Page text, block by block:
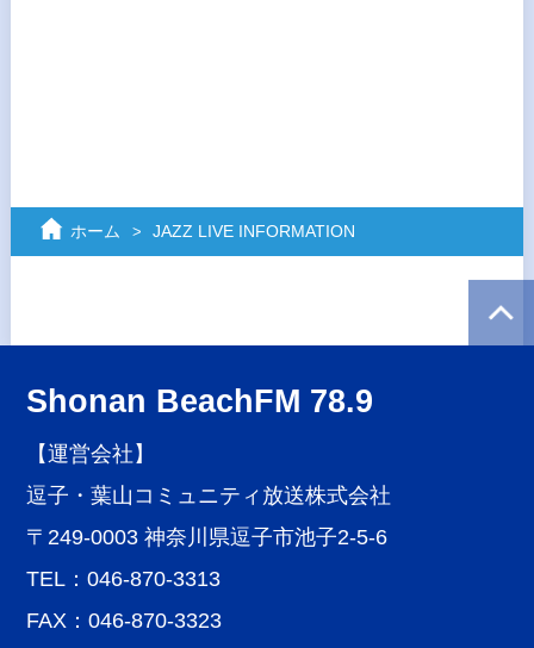
ホーム JAZZ LIVE INFORMATION
Shonan BeachFM 78.9
【運営会社】
逗子・葉山コミュニティ放送株式会社
〒249-0003 神奈川県逗子市池子2-5-6
TEL：046-870-3313
FAX：046-870-3323